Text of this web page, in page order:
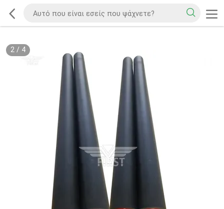
2/ 4